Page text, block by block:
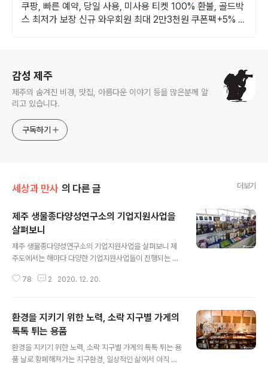
쿠팡, 빠른 예약, 당일 사용, 미사용 티켓 100% 환불, 골드박
스 최저가 보장 신규 와우회원 최대 2만3천원 쿠폰팩+5% 추
감성 제주
제주의 숨겨진 비경, 맛집, 아름다운 이야기 등을 많은분께 알
리고 있습니다.
구독하기
세상과 만사 의 다른 글 더보기
제주 생물종다양성연구소의 기업지원사업을
살펴보니
제주 생물종다양성연구소의 기업지원사업을 살펴보니 제
주도에서는 해마다 다양한 기업지원사업들이 진행되는 것
이 각광을 받고 있고 이에 따른 기업지원 그리고 기업들이
개발 및 실용화 지원사업’도 그중에 하나인데요, 올해 초에
참가기업을 모집하고 접수를 받아 심사를 한 끝에 지원업
체가 5개 업체가 선정이 되었고, 이 업체에 대한 지원사업
이 이뤄졌습니다. 제주지역 식품산업의 경쟁력 강화와 함
께 고부가가치 식품산업의 육성을 위해 제주 농산물을 활
78 2 2020. 12. 20.
환경을 지키기 위한 노력, 소락 지구별 가게의
톡톡 튀는 용품
환경을 지키기 위한 노력, 소락 지구별 가게의 톡톡 튀는 용
품 날로 황폐해져가는 지구환경, 일상적인 삶에서 아직 피